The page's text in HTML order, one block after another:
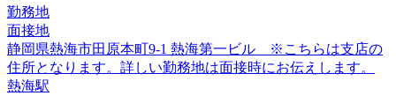
勤務地
面接地
静岡県熱海市田原本町9-1 熱海第一ビル ※こちらは支店の
住所となります。詳しい勤務地は面接時にお伝えします。
熱海駅